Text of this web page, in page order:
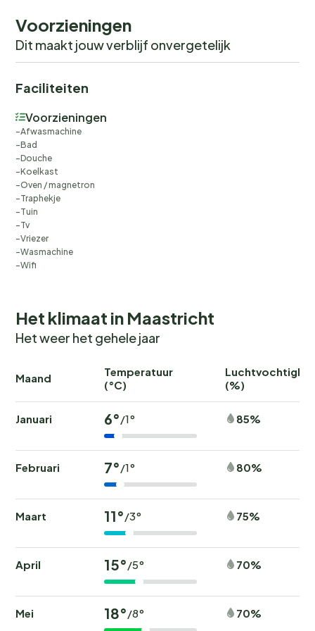
Voorzieningen
Dit maakt jouw verblijf onvergetelijk
Faciliteiten
Voorzieningen
Afwasmachine
Bad
Douche
Koelkast
Oven / magnetron
Traphekje
Tuin
Tv
Vriezer
Wasmachine
Wifi
Het klimaat in Maastricht
Het weer het gehele jaar
Maand
Temperatuur
(°C)
(%)
Januari 6°/1° 85%
Februari 7°/1° 80%
Maart 11°/3° 75%
April 15°/5° 70%
Mei 18°/8° 70%